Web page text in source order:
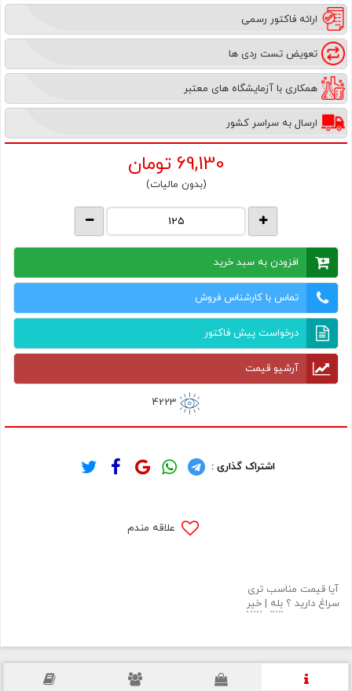
ارائه فاکتور رسمی
تعویض تست ردی ها
همکاری با آزمایشگاه های معتبر
ارسال به سراسر کشور
69,130 تومان
(بدون مالیات)
افزودن به سبد خرید
تماس با کارشناس فروش
درخواست پیش فاکتور
آرشیو قیمت
4223
اشتراک گذاری :
علاقه مندم
آیا قیمت مناسب تری
سراغ دارید ؟ بله | خیر